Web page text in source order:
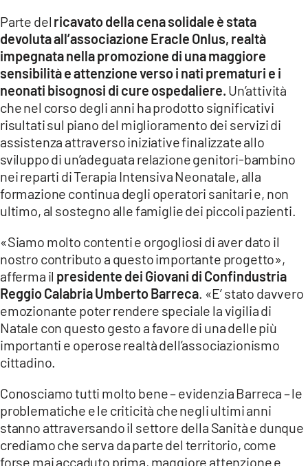
LACAPITALENEWS.IT
App
ANDROID
APPLE
Parte del ricavato della cena solidale è stata
devoluta all’associazione Eracle Onlus, realtà
impegnata nella promozione di una maggiore
sensibilità e attenzione verso i nati prematuri e i
neonati bisognosi di cure ospedaliere. Un’attività
che nel corso degli anni ha prodotto significativi
risultati sul piano del miglioramento dei servizi di
assistenza attraverso iniziative finalizzate allo
sviluppo di un’adeguata relazione genitori-bambino
nei reparti di Terapia Intensiva Neonatale, alla
formazione continua degli operatori sanitari e, non
ultimo, al sostegno alle famiglie dei piccoli pazienti.
«Siamo molto contenti e orgogliosi di aver dato il
nostro contributo a questo importante progetto»,
afferma il presidente dei Giovani di Confindustria
Reggio Calabria Umberto Barreca. «E’ stato davvero
emozionante poter rendere speciale la vigilia di
Natale con questo gesto a favore di una delle più
importanti e operose realtà dell’associazionismo
cittadino.
Conosciamo tutti molto bene – evidenzia Barreca – le
problematiche e le criticità che negli ultimi anni
stanno attraversando il settore della Sanità e dunque
crediamo che serva da parte del territorio, come
forse mai accaduto prima, maggiore attenzione e